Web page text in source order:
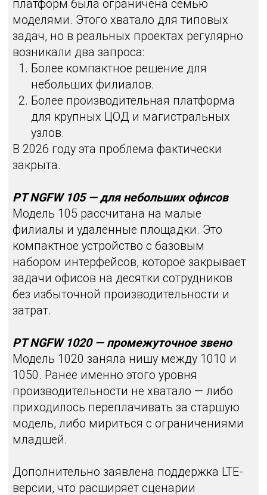
использования в распределённых сетях.
PT NGFW 3050 — выход в сегмент
сверхвысокой производительности
Самое заметное изменение — появление
платформы 3050.
Ключевые показатели:
до400 Гбит/св режиме Firewall + App
Control
100 Гбит/св режиме IPS + App
Inspection
Для российского NGFW такие значения
ещё несколько лет назад казались
недостижимыми. Важно и то, что
проводится при жёстких условиях: 100
000 правил срабатывания по последнему
правилу — это серьёзная нагрузка для
любого межсетевого экрана.
SSL-инспекция по-прежнему остаётся
самым ресурсоёмким режимом, и здесь
прирост более умеренный, что
технологически ожидаемо.
Виртуальные версии:
расширение линейки
базовая виртуальная модель. В 2026 году
виртуальных платформ — от начального
уровня до старшей VM250.
При этом верхняя граница
производительности виртуальных NGFW
виртуализации. Это архитектурное
ограничение гипервизоров, а не самого
продукта.
Для заказчиков это означает:
закупки «железа»;
понятный потолок